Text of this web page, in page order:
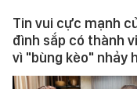
Tin vui cực mạnh
đình sắp có thành
vì "bùng kèo" nhảy